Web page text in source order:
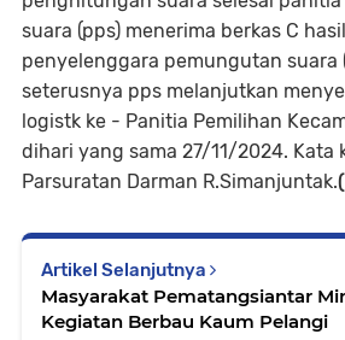
suara (pps) menerima berkas C
penyelenggara pemungutan suara
seterusnya pps melanjutkan
logistk ke - Panitia Pemilihan
dihari yang sama 27/11/2024. Kata
Parsuratan Darman R.Simanjuntak.
Artikel Selanjutnya
Masyarakat Pematangsiantar
Kegiatan Berbau Kaum Pelangi